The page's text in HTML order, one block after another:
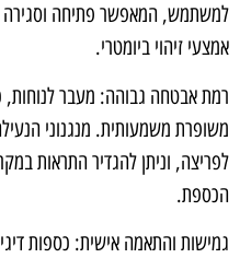
למשתמש, המאפשר פתיחה וסגירה
אמצעי זיהוי ביומטרי.
רמת אבטחה גבוהה: מעבר
משופרת משמעותית. מנגנוני
לפריצה, וניתן להגדיר התראות
הכספת.
גמישות והתאמה אישית: כספות